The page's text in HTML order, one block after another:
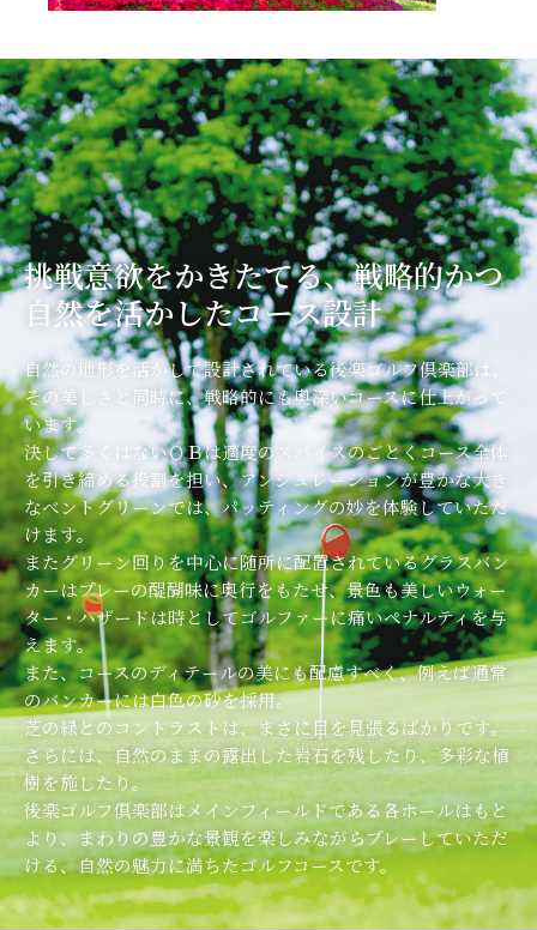
挑戦意欲をかきたてる、戦略的かつ
自然を活かしたコース設計
自然の地形を活かして設計されている後楽ゴルフ倶楽部は、
その美しさと同時に、戦略的にも奥深いコースに仕上がって
います。
決して多くはないＯＢは適度のスパイスのごとくコース全体
を引き締める役割を担い、アンジュレーションが豊かな大き
なベントグリーンでは、パッティングの妙を体験していただ
けます。
またグリーン回りを中心に随所に配置されているグラスバン
カーはプレーの醍醐味に奥行をもたせ、景色も美しいウォー
ター・ハザードは時としてゴルファーに痛いペナルティを与
えます。
また、コースのディテールの美にも配慮すべく、例えば通常
のバンカーには白色の砂を採用。
芝の緑とのコントラストは、まさに目を見張るばかりです。
さらには、自然のままの露出した岩石を残したり、多彩な植
樹を施したり。
後楽ゴルフ倶楽部はメインフィールドである各ホールはもと
より、まわりの豊かな景観を楽しみながらプレーしていただ
ける、自然の魅力に満ちたゴルフコースです。